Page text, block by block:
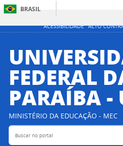
ACESSIBILIDADE ALTO
BRASIL
FEDERAL
PARAÍBA -
MINISTÉRIO DA EDUCAÇÃO - MEC
Buscar no portal